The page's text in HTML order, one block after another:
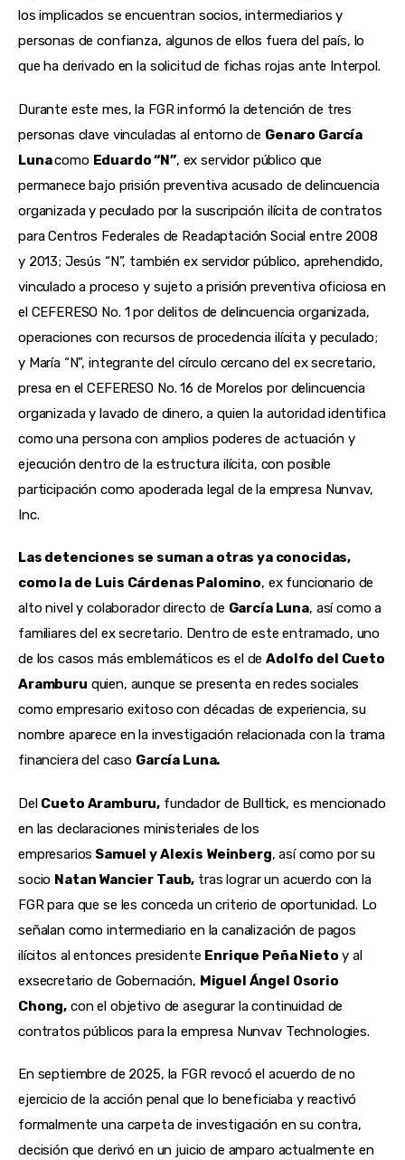
los implicados se encuentran socios, intermediarios y
personas de confianza, algunos de ellos fuera del país, lo
que ha derivado en la solicitud de fichas rojas ante Interpol.
Durante este mes, la FGR informó la detención de tres
personas clave vinculadas al entorno de Genaro García
Lunacomo Eduardo “N”, ex servidor público que
permanece bajo prisión preventiva acusado de delincuencia
organizada y peculado por la suscripción ilícita de contratos
para Centros Federales de Readaptación Social entre 2008
y 2013; Jesús “N”, también ex servidor público, aprehendido,
vinculado a proceso y sujeto a prisión preventiva oficiosa en
el CEFERESO No. 1 por delitos de delincuencia organizada,
operaciones con recursos de procedencia ilícita y peculado;
y María “N”, integrante del círculo cercano del ex secretario,
presa en el CEFERESO No. 16 de Morelos por delincuencia
organizada y lavado de dinero, a quien la autoridad identifica
como una persona con amplios poderes de actuación y
ejecución dentro de la estructura ilícita, con posible
participación como apoderada legal de la empresa Nunvav,
Inc.
Las detenciones se suman a otras ya conocidas,
como la de Luis Cárdenas Palomino, ex funcionario de
alto nivel y colaborador directo de García Luna, así como a
familiares del ex secretario. Dentro de este entramado, uno
de los casos más emblemáticos es el deAdolfo del Cueto
Aramburu quien, aunque se presenta en redes sociales
como empresario exitoso con décadas de experiencia, su
nombre aparece en la investigación relacionada con la trama
financiera del caso García Luna.
Del Cueto Aramburu, fundador de Bulltick, es mencionado
en las declaraciones ministeriales de los
empresarios Samuel y Alexis Weinberg, así como por su
socio Natan Wancier Taub, tras lograr un acuerdo con la
FGR para que se les conceda un criterio de oportunidad. Lo
señalan como intermediario en la canalización de pagos
ilícitos al entonces presidente Enrique Peña Nieto y al
exsecretario de Gobernación, Miguel Ángel Osorio
Chong, con el objetivo de asegurar la continuidad de
contratos públicos para la empresa Nunvav Technologies.
En septiembre de 2025, la FGR revocó el acuerdo de no
ejercicio de la acción penal que lo beneficiaba y reactivó
formalmente una carpeta de investigación en su contra,
decisión que derivó en un juicio de amparo actualmente en